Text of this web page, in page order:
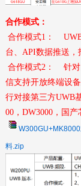
合作模式：
合作模式1：
台、API数据推送，
合作模式2： 针
信支持开放终端设
行对接第三方UWB
00，DW3000，国产
料.zip